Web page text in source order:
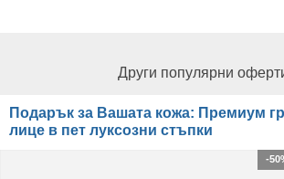
Други популярни
Подарък за Вашата кожа: Премиум
лице в пет луксозни стъпки
-